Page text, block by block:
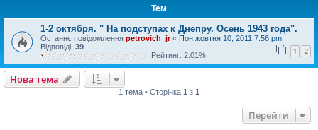
Тем
1-2 октября. " На подступах к Днепру. Осень 1943 года".
Останнє повідомлення petrovich_jr« Пон жовтня 10, 2011 7:56 pm
Відповіді: 39 1 2
Рейтинг: 2.01%
Нова тема
1 тема • Сторінка 1 з 1
Перейти